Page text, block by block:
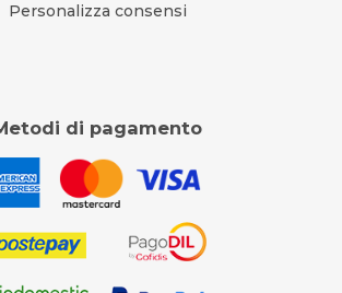
Personalizza consensi
di pagamento